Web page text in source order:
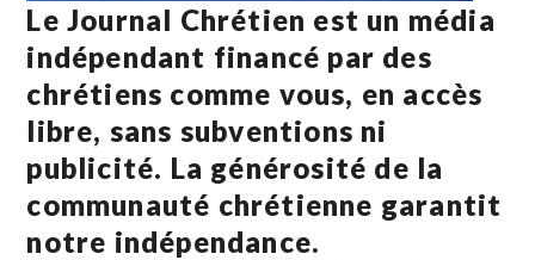
Le Journal Chrétien est un média
indépendant financé par des
chrétiens comme vous, en accès
libre, sans subventions ni
publicité. La générosité de la
communauté chrétienne garantit
notre indépendance.